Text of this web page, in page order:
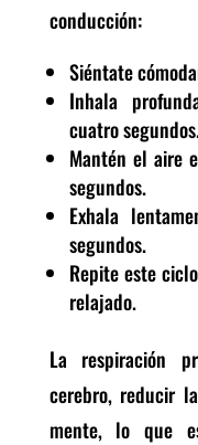
conducción:
Siéntate
Inhala
cuatro
Mantén el aire
segundos.
Exhala
segundos.
Repite este
relajado.
La respiración
cerebro, reducir
mente, lo que